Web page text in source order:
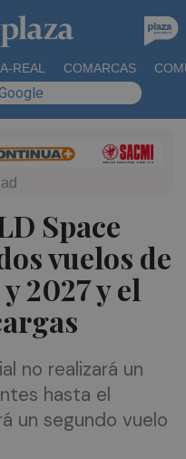
REAL COMARCAS
Space
vuelos de
2027 y el
no realizará un
hasta el
un segundo vuelo